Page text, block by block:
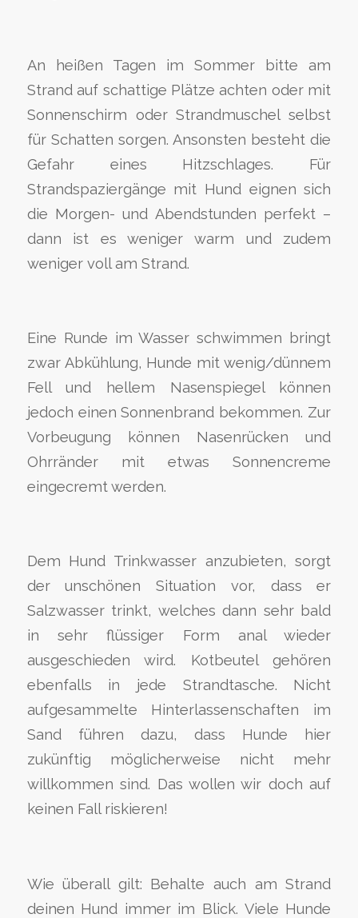
An heißen Tagen im Sommer bitte am
Strand auf schattige Plätze achten oder mit
Sonnenschirm oder Strandmuschel selbst
für Schatten sorgen. Ansonsten besteht die
Gefahr eines Hitzschlages. Für
Strandspaziergänge mit Hund eignen sich
die Morgen- und Abendstunden perfekt –
dann ist es weniger warm und zudem
weniger voll am Strand.
Eine Runde im Wasser schwimmen bringt
zwar Abkühlung, Hunde mit wenig/dünnem
Fell und hellem Nasenspiegel können
jedoch einen Sonnenbrand bekommen. Zur
Vorbeugung können Nasenrücken und
Ohrränder mit etwas Sonnencreme
eingecremt werden.
Dem Hund Trinkwasser anzubieten, sorgt
der unschönen Situation vor, dass er
Salzwasser trinkt, welches dann sehr bald
in sehr flüssiger Form anal wieder
ausgeschieden wird. Kotbeutel gehören
ebenfalls in jede Strandtasche. Nicht
aufgesammelte Hinterlassenschaften im
Sand führen dazu, dass Hunde hier
zukünftig möglicherweise nicht mehr
willkommen sind. Das wollen wir doch auf
keinen Fall riskieren!
Wie überall gilt: Behalte auch am Strand
deinen Hund immer im Blick. Viele Hunde